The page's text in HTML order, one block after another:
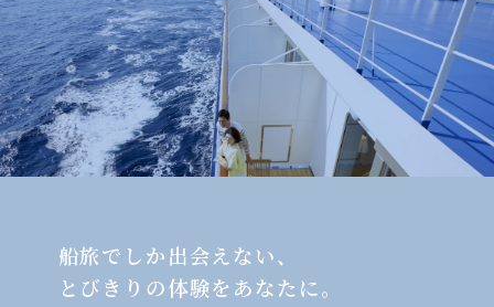
船旅でしか出会えない、
とびきりの体験をあなたに。